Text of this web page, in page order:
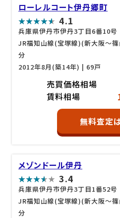
ローレルコート伊丹郷町
4.1
兵庫県伊丹市伊丹3丁目6番10号
JR福知山線(宝塚線)(新大阪～篠
分
2012年8月(築14年) | 69戸
売買価格相場
賃料相場
無料査定
メゾンドール伊丹
3.4
兵庫県伊丹市伊丹3丁目1番52号
JR福知山線(宝塚線)(新大阪～篠
分